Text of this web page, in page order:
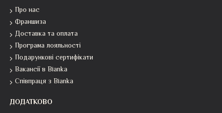
Про нас
Франшиза
Доставка та оплата
Програма лояльності
Подарункові сертифікати
Вакансії в Bianka
Співпраця з Bianka
ДОДАТКОВО